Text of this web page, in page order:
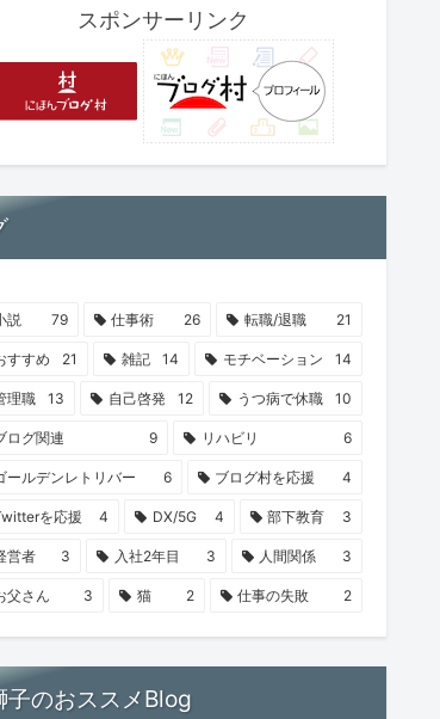
スポンサーリンク
説 79 仕事術 26 転職/退職 21
すすめ 21 雑記 14 モチベーション 14
理職 13 自己啓発 12 うつ病で休職 10
ログ関連 9 リハビリ 6
ールデンレトリバー 6 ブログ村を応援 4
を応援 4 DX/5G 4 部下教育 3
営者 3 入社2年目 3 人間関係 3
父さん 3 猫 2 仕事の失敗 2
子のおススメBlog